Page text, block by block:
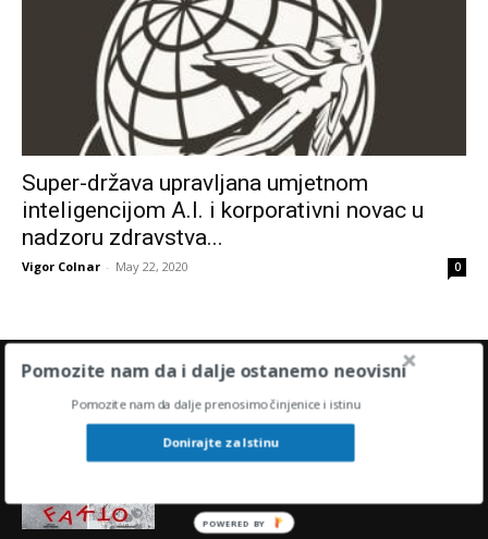
Super-država upravljana umjetnom
inteligencijom A.I. i korporativni novac u
nadzoru zdravstva...
Vigor Colnar - May 22, 2020 0
ODABIR UREDNIKA
Demontirana cenzura članka: Što uzrokuje
bolest COVID-19?
Pomozite nam da i dalje ostanemo neovisni
Pomozite nam da dalje prenosimo činjenice i istinu
Donirajte za Istinu
POWERED BY